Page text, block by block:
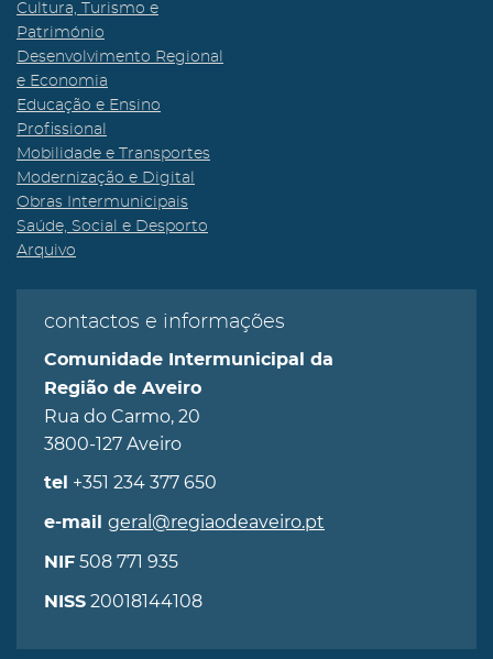
Cultura, Turismo e
Património
Desenvolvimento Regional
e Economia
Educação e Ensino
Profissional
Mobilidade e Transportes
Modernização e Digital
Obras Intermunicipais
Saúde, Social e Desporto
Arquivo
contactos e informações
Comunidade Intermunicipal da
Região de Aveiro
Rua do Carmo, 20
3800-127 Aveiro
tel +351 234 377 650
e-mail geral@regiaodeaveiro.pt
NIF 508 771 935
NISS 20018144108